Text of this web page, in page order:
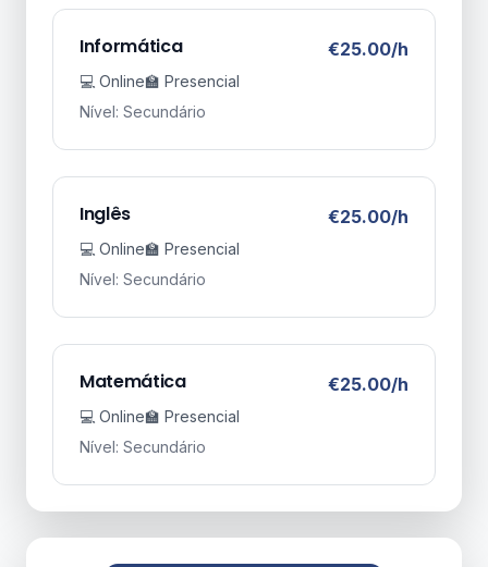
Informática €25.00/h
💻 Online🏫 Presencial
Nível: Secundário
Inglês €25.00/h
💻 Online🏫 Presencial
Nível: Secundário
Matemática €25.00/h
💻 Online🏫 Presencial
Nível: Secundário